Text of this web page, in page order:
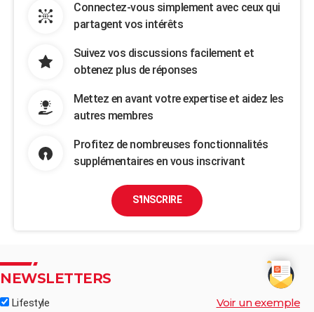
Connectez-vous simplement avec ceux qui
partagent vos intérêts
Suivez vos discussions facilement et
obtenez plus de réponses
Mettez en avant votre expertise et aidez les
autres membres
Profitez de nombreuses fonctionnalités
supplémentaires en vous inscrivant
S'INSCRIRE
NEWSLETTERS
Lifestyle Voir un exemple